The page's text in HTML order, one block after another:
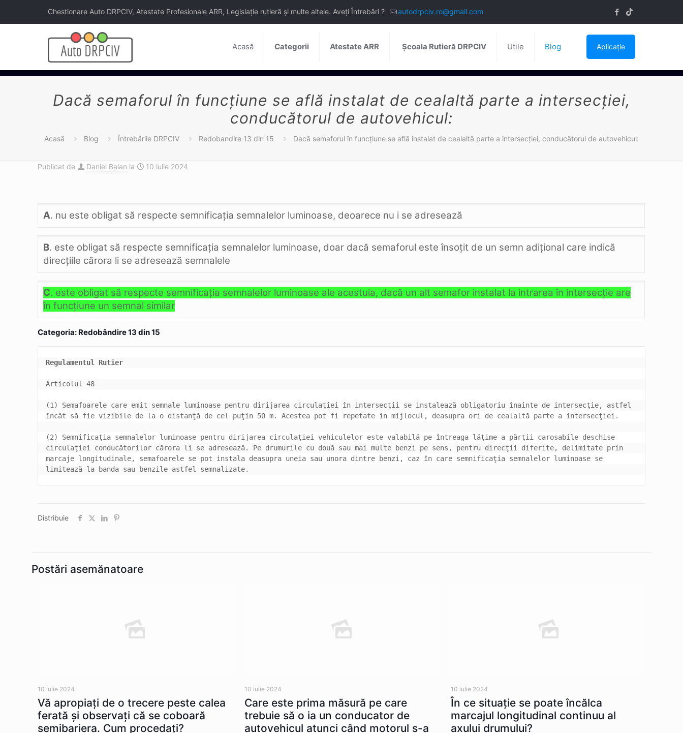
Chestionare Auto DRPCIV, Atestate Profesionale ARR, Legislație rutieră și multe altele. Aveți Întrebări ? autodrpciv.ro@gmail.com
Acasă Categorii Atestate ARR Școala Rutieră DRPCIV Utile Blog Aplicație
Dacă semaforul în funcţiune se află instalat de cealaltă parte a intersecţiei,
conducătorul de autovehicul:
Acasă Blog Întrebările DRPCIV Redobandire 13 din 15 Dacă semaforul în funcţiune se află instalat de cealaltă parte a intersecţiei, conducătorul de autovehicul:
Publicat de Daniel Balan la 10 iulie 2024
A. nu este obligat să respecte semnificaţia semnalelor luminoase, deoarece nu i se adresează
B. este obligat să respecte semnificaţia semnalelor luminoase, doar dacă semaforul este însoţit de un semn adiţional care indică
direcţiile cărora li se adresează semnalele
C. este obligat să respecte semnificaţia semnalelor luminoase ale acestuia, dacă un alt semafor instalat la intrarea în intersecţie are
în funcţiune un semnal similar
Categoria: Redobândire 13 din 15
Regulamentul Rutier
(1) Semafoarele care emit semnale luminoase pentru dirijarea circulaţiei în intersecţii se instalează obligatoriu înainte de intersecţie, astfel
(2) Semnificaţia semnalelor luminoase pentru dirijarea circulaţiei vehiculelor este valabilă pe întreaga lăţime a părţii carosabile deschise
circulaţiei conducătorilor cărora li se adresează. Pe drumurile cu două sau mai multe benzi pe sens, pentru direcţii diferite, delimitate prin
marcaje longitudinale, semafoarele se pot instala deasupra uneia sau unora dintre benzi, caz în care semnificaţia semnalelor luminoase se
limitează la banda sau benzile astfel semnalizate.
Distribuie
Postări asemănatoare
10 iulie 2024
Vă apropiaţi de o trecere peste calea
ferată şi observaţi că se coboară
semibariera. Cum procedaţi?
10 iulie 2024
Care este prima măsură pe care
trebuie să o ia un conducator de
autovehicul atunci când motorul s-a
10 iulie 2024
În ce situaţie se poate încălca
marcajul longitudinal continuu al
axului drumului?